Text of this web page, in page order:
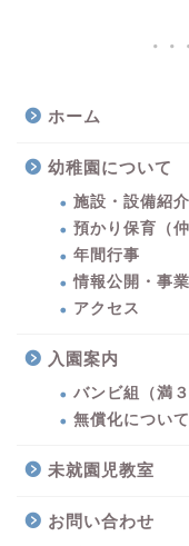
ホーム
幼稚園について
施設・設備紹介
預かり保育（仲
年間行事
情報公開・事
アクセス
入園案内
バンビ組（満３
無償化について
未就園児教室
お問い合わせ